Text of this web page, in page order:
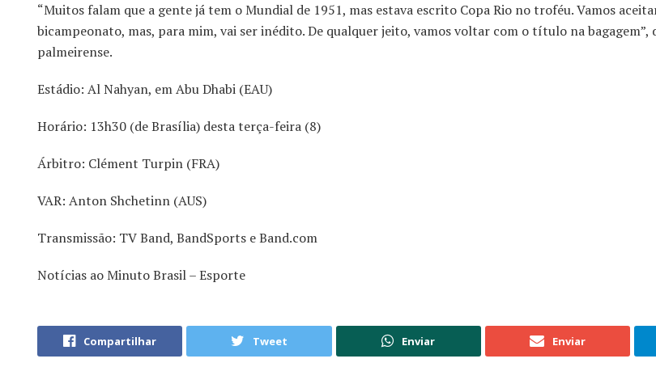
“Muitos falam que a gente já tem o Mundial de 1951, mas estava escrito Copa Rio no troféu. Vamos
bicampeonato, mas, para mim, vai ser inédito. De qualquer jeito, vamos voltar com o título na bagagem”,
palmeirense.
Estádio: Al Nahyan, em Abu Dhabi (EAU)
Horário: 13h30 (de Brasília) desta terça-feira (8)
Árbitro: Clément Turpin (FRA)
VAR: Anton Shchetinn (AUS)
Transmissão: TV Band, BandSports e Band.com
Notícias ao Minuto Brasil – Esporte
Compartilhar Tweet Enviar Enviar